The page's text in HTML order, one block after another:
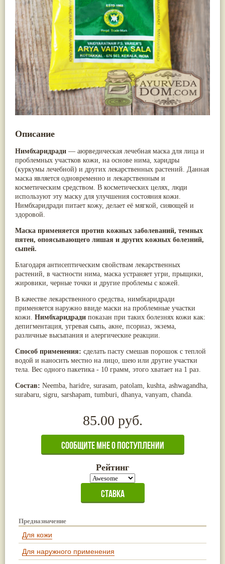
Описание
Нимбхаридради — аюрведическая лечебная маска для лица и
проблемных участков кожи, на основе нима, харидры
(куркумы лечебной) и других лекарственных растений. Данная
маска является одновременно и лекарственным и
косметическим средством. В косметических целях, люди
используют эту маску для улучшения состояния кожи.
Нимбхаридради питает кожу, делает её мягкой, сияющей и
здоровой.
Маска применяется против кожных заболеваний, темных
пятен, опоясывающего лишая и других кожных болезний,
сыпей.
Благодаря антисептическим свойствам лекарственных
растений, в частности нима, маска устраняет угри, прыщики,
жировики, черные точки и другие проблемы с кожей.
В качестве лекарственного средства, нимбхаридради
применяется наружно ввиде маски на проблемные участки
кожи. Нимбхаридради показан при таких болезнях кожи как:
депигментация, угревая сыпь, акне, псориаз, экзема,
различные высыпания и алергические реакции.
Способ применения: сделать пасту смешав порошок с теплой
водой и наносить местно на лицо, шею или другие участки
тела. Вес одного пакетика - 10 грамм, этого хватает на 1 раз.
Состав: Neemba, haridre, surasam, patolam, kushta, ashwagandha,
surabaru, sigru, sarshapam, tumburi, dhanya, vanyam, chanda.
85.00 руб.
Рейтинг
Предназначение
Для кожи
Для наружного применения
Nirdosh(3)
Агастья расаяна
(3)
Ашта чурна (3)
Аштаваргам (3)
Брами вати с золотом(3)
Брахма расаяна
(3)
Брихатьяди (3)
Видарьяди(3)
Гуггул(3)
Дханвантарам 101
Дханвантарам тайлам (3)
Кайлаш дживан(3)
Кальянака гритам (3)
Кширабала(3)
Лив 52(3)
more...
Арджуна(19)
Касмарья(19)
Кориандр(19)
Туласи(18)
Барбарис индийский(17)
Зира(17)
Крапива индийская(17)
Патола(17)
Холарена - Кутаджа(17)
Шионака
(17)
Аджван/Ажгон(16)
Акация катеху
(16)
Кальций(16)
Дашамула(15)
Моринга(14)
Перец кубеба(14)
Сахарный тростник(14)
Бхунимба/Андрографис метельчатый(13)
Гвоздика(13)
Кассия трубчатая(13)
Мезуя железная(13)
Мускатный орех
Паслён черный(13)
Ипомея(12)
Коричник цейлонский
Розовая соль(12)
Сверция(12)
Виноград(11)
(11)
Мукуна жгучая (11)
Соссюрея/кушта(11)
Турпет (11)
Алойное дерево(10)
Пармелия(10)
Тмин обыкновенный(10)
Птерокарпус мешковидный
Юстиция сосудистая/Васака(9)